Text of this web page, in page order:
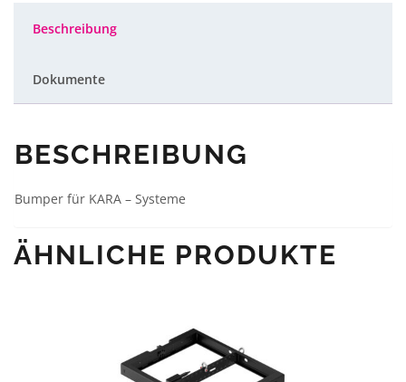
Beschreibung
Dokumente
BESCHREIBUNG
Bumper für KARA – Systeme
ÄHNLICHE PRODUKTE